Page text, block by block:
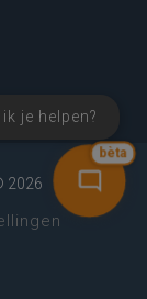
bèta
ik je helpen?
2026